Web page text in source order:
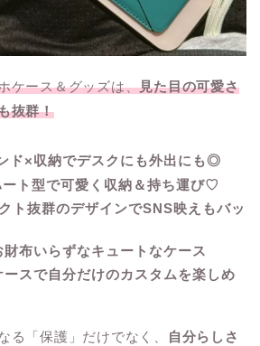
ケース＆グッズは、見た目の可愛さ
抜群！
ド×収納でデスクにも外出にも◎
ート型で可愛く収納＆持ち運び♡
ト抜群のデザインでSNS映えもバッ
財布いらずなキュートなケース
ースで自分だけのカスタムを楽しめ
る「保護」だけでなく、
自分らしさ